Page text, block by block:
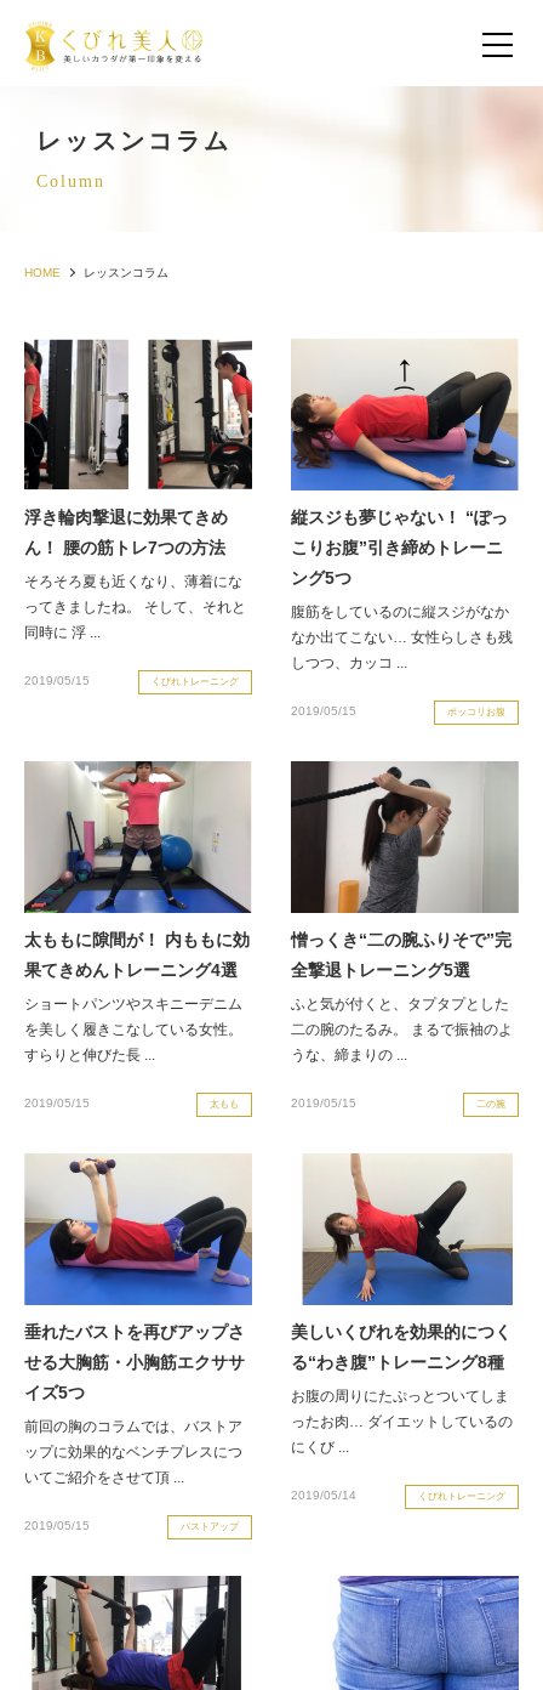
お客様の声（30代以下）
お客様の声（40代）
お客様の声（50代以上）
お客様の声（男性）
レッスンコラム
Column
HOME レッスンコラム
浮き輪肉撃退に効果てきめ
ん！ 腰の筋トレ7つの方法
そろそろ夏も近くなり、薄着にな
ってきましたね。 そして、それと
同時に 浮 ...
2019/05/15 くびれトレーニング
縦スジも夢じゃない！ “ぽっ
こりお腹”引き締めトレーニ
ング5つ
腹筋をしているのに縦スジがなか
なか出てこない… 女性らしさも残
しつつ、カッコ ...
2019/05/15 ポッコリお腹
太ももに隙間が！ 内ももに効
果てきめんトレーニング4選
ショートパンツやスキニーデニム
を美しく履きこなしている女性。
すらりと伸びた長 ...
2019/05/15 太もも
憎っくき“二の腕ふりそで”完
全撃退トレーニング5選
ふと気が付くと、タプタプとした
二の腕のたるみ。 まるで振袖のよ
うな、締まりの ...
2019/05/15 二の腕
垂れたバストを再びアップさ
せる大胸筋・小胸筋エクササ
イズ5つ
前回の胸のコラムでは、バストア
ップに効果的なベンチプレスにつ
いてご紹介をさせて頂 ...
2019/05/15 バストアップ
美しいくびれを効果的につく
る“わき腹”トレーニング8種
お腹の周りにたぷっとついてしま
ったお肉… ダイエットしているの
にくび ...
2019/05/14 くびれトレーニング